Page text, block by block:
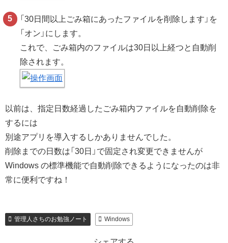
「30日間以上ごみ箱にあったファイルを削除します」を
「オン」にします。
これで、ごみ箱内のファイルは30日以上経つと自動削
除されます。
以前は、指定日数経過したごみ箱内ファイルを自動削除を
するには
別途アプリを導入するしかありませんでした。
削除までの日数は「30日」で固定され変更できませんが
Windows の標準機能で自動削除できるようになったのは非
常に便利ですね！
管理人さちのお勉強ノート Windows